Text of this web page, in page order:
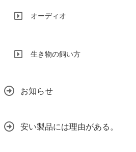
オーディオ
生き物の飼い方
お知らせ
安い製品には理由がある。